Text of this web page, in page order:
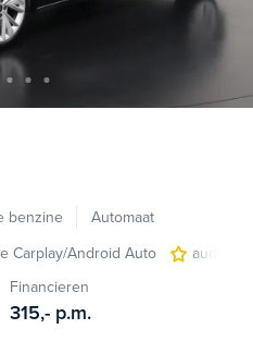
benzine
Automaat
Carplay/Android Auto
audio
Financieren
315,- p.m.